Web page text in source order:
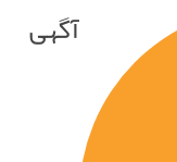
آگهی